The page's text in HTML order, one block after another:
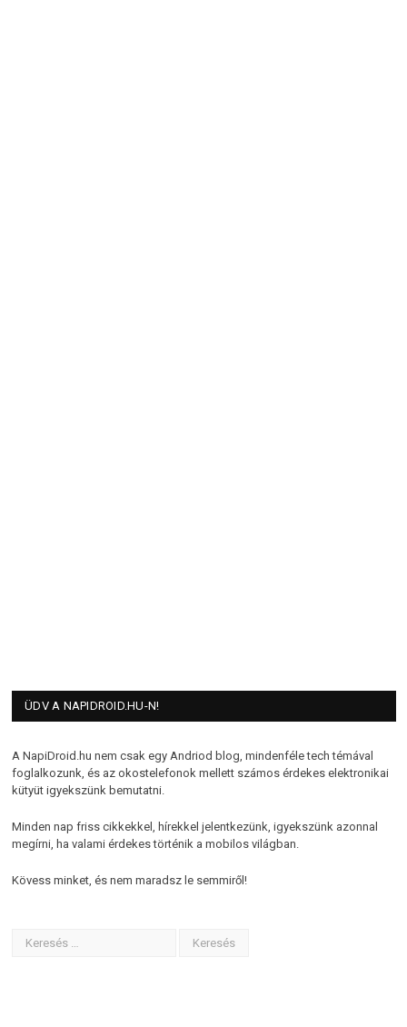
ÜDV A NAPIDROID.HU-N!
A NapiDroid.hu nem csak egy Andriod blog, mindenféle tech témával
foglalkozunk, és az okostelefonok mellett számos érdekes elektronikai
kütyüt igyekszünk bemutatni.
Minden nap friss cikkekkel, hírekkel jelentkezünk, igyekszünk azonnal
megírni, ha valami érdekes történik a mobilos világban.
Kövess minket, és nem maradsz le semmiről!